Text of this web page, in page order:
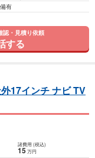
有
認・見積り依頼
する
17インチ ナビ TV
諸費用 (税込)
15 万円